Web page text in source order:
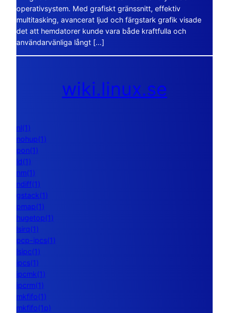
operativsystem. Med grafiskt gränssnitt, effektiv
multitasking, avancerat ljud och färgstark grafik visade
det att hemdatorer kunde vara både kraftfulla och
användarvänliga långt […]
wiki.linux.se
nl(1)
nohup(1)
pon(1)
ld(1)
nm(1)
ndiff(1)
gstack(1)
pmap(1)
hugetop(1)
lsirq(1)
pcp-ipcs(1)
lsipc(1)
ipcs(1)
ipcmk(1)
ipcrm(1)
mkfifo(1)
mkfifo(1p)